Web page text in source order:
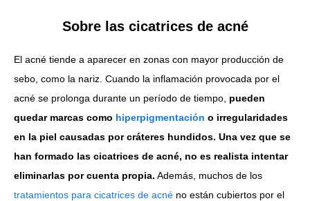
Sobre las cicatrices de acné
El acné tiende a aparecer en zonas con mayor producción de
sebo, como la nariz. Cuando la inflamación provocada por el
acné se prolonga durante un período de tiempo, pueden
quedar marcas como hiperpigmentación o irregularidades
en la piel causadas por cráteres hundidos. Una vez que se
han formado las cicatrices de acné, no es realista intentar
eliminarlas por cuenta propia. Además, muchos de los
tratamientos para cicatrices de acné no están cubiertos por el